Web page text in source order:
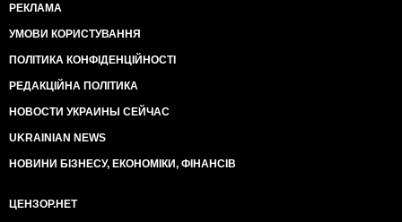
РЕКЛАМА
УМОВИ КОРИСТУВАННЯ
ПОЛІТИКА КОНФІДЕНЦІЙНОСТІ
РЕДАКЦІЙНА ПОЛІТИКА
НОВОСТИ УКРАИНЫ СЕЙЧАС
UKRAINIAN NEWS
НОВИНИ БІЗНЕСУ, ЕКОНОМІКИ, ФІНАНСІВ
ЦЕНЗОР.НЕТ